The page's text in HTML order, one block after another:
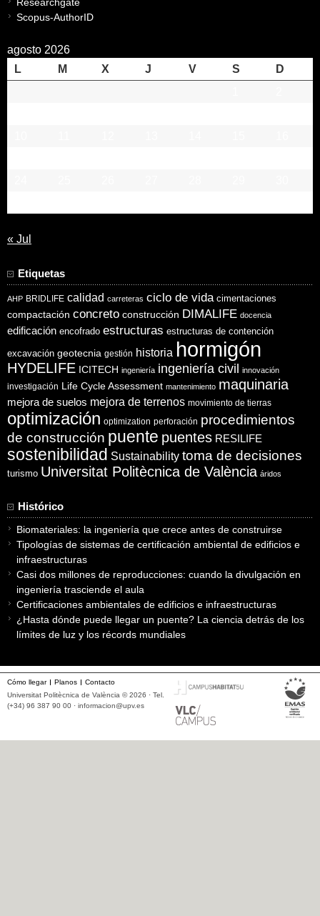
Scopus-AuthorID
agosto 2026
L
M X J V S
D
« Jul
Etiquetas
AHP BRIDLIFE calidad carreteras ciclo de vida cimentaciones
compactación concreto construcción DIMALIFE docencia
edificación encofrado estructuras estructuras de contención
excavación geotecnia gestión historia hormigón
HYDELIFE ICITECH ingeniería ingeniería civil innovación
investigación Life Cycle Assessment mantenimiento maquinaria
mejora de suelos mejora de terrenos movimiento de tierras
optimización optimization perforación procedimientos
de construcción puente puentes RESILIFE
sostenibilidad Sustainability toma de decisiones
turismo Universitat Politècnica de València áridos
Histórico
Biomateriales: la ingeniería que crece antes de construirse
Tipologías de sistemas de certificación ambiental de edificios e
infraestructuras
Casi dos millones de reproducciones: cuando la divulgación en
ingeniería trasciende el aula
Certificaciones ambientales de edificios e infraestructuras
¿Hasta dónde puede llegar un puente? La ciencia detrás de los
límites de luz y los récords mundiales
Cómo llegar Planos
Contacto
Universitat Politècnica de València © 2026 · Tel.
(+34) 96 387 90 00 · informacion@upv.es